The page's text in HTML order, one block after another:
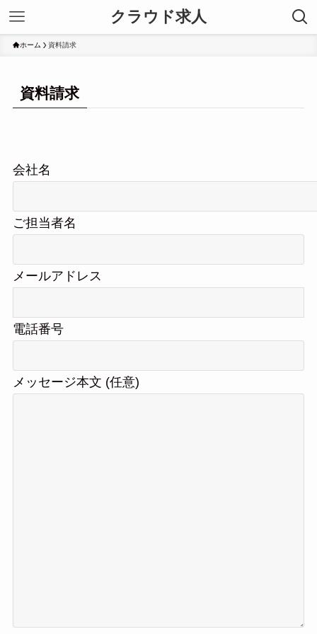
クラウド求人
ホーム 資料請求
資料請求
会社名
ご担当者名
メールアドレス
電話番号
メッセージ本文 (任意)